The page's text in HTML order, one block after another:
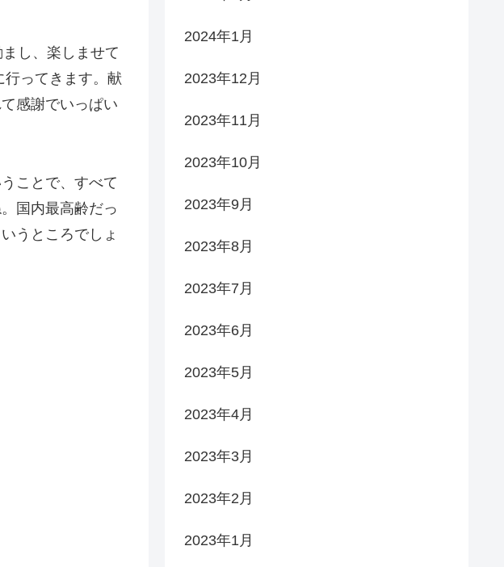
し、楽しませて
行ってきます。献
感謝でいっぱい
ことで、すべて
国内最高齢だっ
うところでしょ
2024年1月
2023年12月
2023年11月
2023年10月
2023年9月
2023年8月
2023年7月
2023年6月
2023年5月
2023年4月
2023年3月
2023年2月
2023年1月